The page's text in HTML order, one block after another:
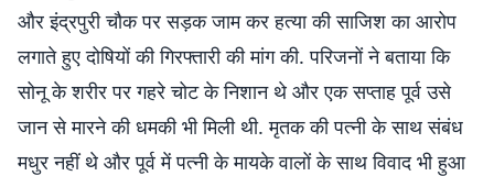
और इंद्रपुरी चौक पर सड़क जाम कर हत्या की साजिश का आरोप
लगाते हुए दोषियों की गिरफ्तारी की मांग की. परिजनों ने बताया कि
सोनू के शरीर पर गहरे चोट के निशान थे और एक सप्ताह पूर्व उसे
जान से मारने की धमकी भी मिली थी. मृतक की पत्नी के साथ संबंध
मधुर नहीं थे और पूर्व में पत्नी के मायके वालों के साथ विवाद भी हुआ